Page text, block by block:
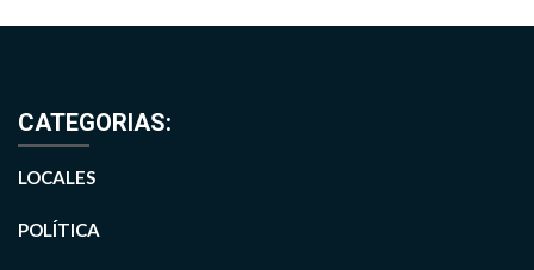
CATEGORIAS:
LOCALES
POLÍTICA